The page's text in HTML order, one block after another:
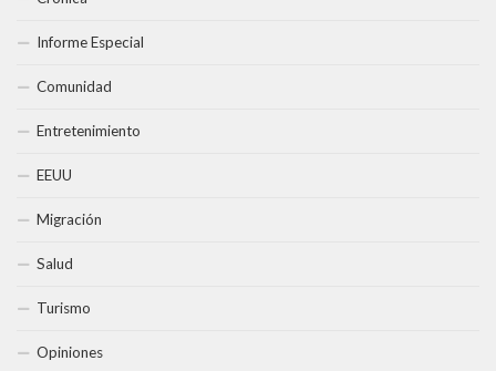
Informe Especial
Comunidad
Entretenimiento
EEUU
Migración
Salud
Turismo
Opiniones